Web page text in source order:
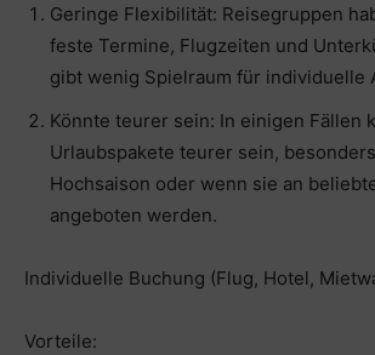
Geringe Flexibilität: Reisegruppen
feste Termine, Flugzeiten und
gibt wenig Spielraum für individuelle
Könnte teurer sein: In einigen Fällen
Urlaubspakete teurer sein,
Hochsaison oder wenn sie an
angeboten werden.
Individuelle Buchung (Flug, Hotel,
Vorteile: